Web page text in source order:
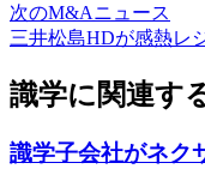
次のM&Aニュース
三井松島HDが感熱レ
識学に関連す
識学子会社がネク